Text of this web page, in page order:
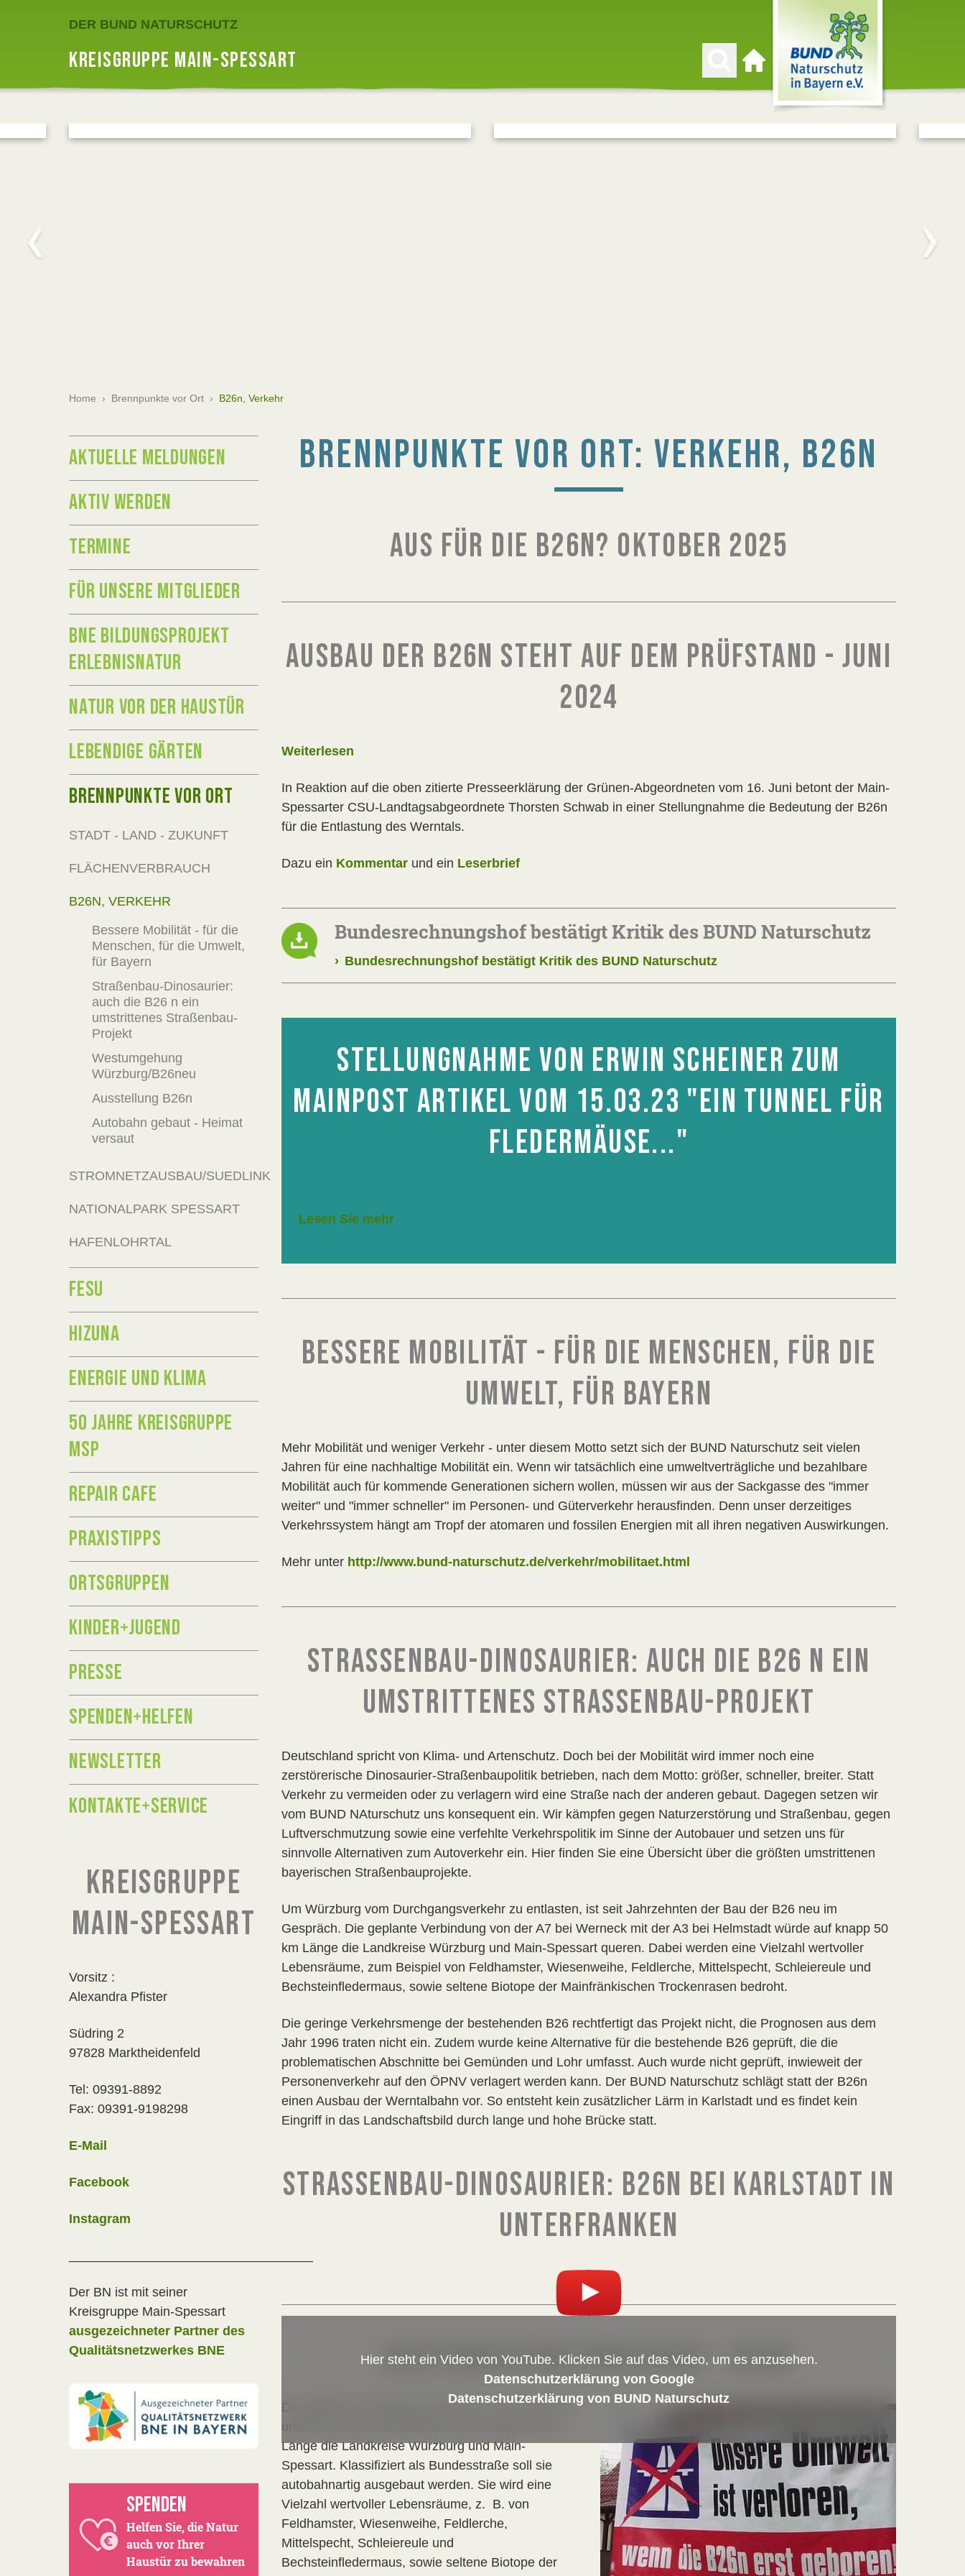
DER BUND NATURSCHUTZ
KREISGRUPPE MAIN-SPESSART
Zur Startseite
Home › Brennpunkte vor Ort › B26n, Verkehr
BRENNPUNKTE VOR ORT: VERKEHR, B26N
AUS FÜR DIE B26N? OKTOBER 2025
AUSBAU DER B26N STEHT AUF DEM PRÜFSTAND - JUNI
2024
Weiterlesen
In Reaktion auf die oben zitierte Presseerklärung der Grünen-Abgeordneten vom 16. Juni betont der Main-
Spessarter CSU-Landtagsabgeordnete Thorsten Schwab in einer Stellungnahme die Bedeutung der B26n
für die Entlastung des Werntals.
Dazu ein Kommentar und ein Leserbrief
Bundesrechnungshof bestätigt Kritik des BUND Naturschutz
› Bundesrechnungshof bestätigt Kritik des BUND Naturschutz
STELLUNGNAHME VON ERWIN SCHEINER ZUM
MAINPOST ARTIKEL VOM 15.03.23 "EIN TUNNEL FÜR
FLEDERMÄUSE..."
Lesen Sie mehr
BESSERE MOBILITÄT - FÜR DIE MENSCHEN, FÜR DIE
UMWELT, FÜR BAYERN
Mehr Mobilität und weniger Verkehr - unter diesem Motto setzt sich der BUND Naturschutz seit vielen
Jahren für eine nachhaltige Mobilität ein. Wenn wir tatsächlich eine umweltverträgliche und bezahlbare
Mobilität auch für kommende Generationen sichern wollen, müssen wir aus der Sackgasse des "immer
weiter" und "immer schneller" im Personen- und Güterverkehr herausfinden. Denn unser derzeitiges
Verkehrssystem hängt am Tropf der atomaren und fossilen Energien mit all ihren negativen Auswirkungen.
Mehr unter http://www.bund-naturschutz.de/verkehr/mobilitaet.html
STRASSENBAU-DINOSAURIER: AUCH DIE B26 N EIN U
MSTRITTENES STRASSENBAU-PROJEKT
Deutschland spricht von Klima- und Artenschutz. Doch bei der Mobilität wird immer noch eine
zerstörerische Dinosaurier-Straßenbaupolitik betrieben, nach dem Motto: größer, schneller, breiter. Statt
Verkehr zu vermeiden oder zu verlagern wird eine Straße nach der anderen gebaut. Dagegen setzen wir
vom BUND NAturschutz uns konsequent ein. Wir kämpfen gegen Naturzerstörung und Straßenbau, gegen
Luftverschmutzung sowie eine verfehlte Verkehrspolitik im Sinne der Autobauer und setzen uns für
sinnvolle Alternativen zum Autoverkehr ein. Hier finden Sie eine Übersicht über die größten umstrittenen
bayerischen Straßenbauprojekte.
Um Würzburg vom Durchgangsverkehr zu entlasten, ist seit Jahrzehnten der Bau der B26 neu im
Gespräch. Die geplante Verbindung von der A7 bei Werneck mit der A3 bei Helmstadt würde auf knapp 50
km Länge die Landkreise Würzburg und Main-Spessart queren. Dabei werden eine Vielzahl wertvoller
Lebensräume, zum Beispiel von Feldhamster, Wiesenweihe, Feldlerche, Mittelspecht, Schleiereule und
Bechsteinfledermaus, sowie seltene Biotope der Mainfränkischen Trockenrasen bedroht.
Die geringe Verkehrsmenge der bestehenden B26 rechtfertigt das Projekt nicht, die Prognosen aus dem
Jahr 1996 traten nicht ein. Zudem wurde keine Alternative für die bestehende B26 geprüft, die die
problematischen Abschnitte bei Gemünden und Lohr umfasst. Auch wurde nicht geprüft, inwieweit der
Personenverkehr auf den ÖPNV verlagert werden kann. Der BUND Naturschutz schlägt statt der B26n
einen Ausbau der Werntalbahn vor. So entsteht kein zusätzlicher Lärm in Karlstadt und es findet kein
Eingriff in das Landschaftsbild durch lange und hohe Brücke statt.
STRASSENBAU-DINOSAURIER: B26N BEI KARLSTADT IN U
NTERFRANKEN
Hier steht ein Video von YouTube. Klicken Sie auf das Video, um es anzusehen.
Datenschutzerklärung von Google
Datenschutzerklärung von BUND Naturschutz
WESTUMGEHUNG WÜRZBURG - B26N
Die geplante Verbindung B26n der A7 bei Werneck
und der A3 bei Helmstadt quert auf knapp 50 km
Länge die Landkreise Würzburg und Main-
Spessart. Klassifiziert als Bundesstraße soll sie
autobahnartig ausgebaut werden. Sie wird eine
Vielzahl wertvoller Lebensräume, z. B. von
Feldhamster, Wiesenweihe, Feldlerche,
Mittelspecht, Schleiereule und
Bechsteinfledermaus, sowie seltene Biotope der
AKTUELLE MELDUNGEN
AKTIV WERDEN
TERMINE
FÜR UNSERE MITGLIEDER
BNE BILDUNGSPROJEKT
ERLEBNISNATUR
NATUR VOR DER HAUSTÜR
LEBENDIGE GÄRTEN
BRENNPUNKTE VOR ORT
STADT - LAND - ZUKUNFT
FLÄCHENVERBRAUCH
B26N, VERKEHR
Bessere Mobilität - für die
Menschen, für die Umwelt,
für Bayern
Straßenbau-Dinosaurier:
auch die B26 n ein
umstrittenes Straßenbau-
Projekt
Westumgehung
Würzburg/B26neu
Ausstellung B26n
Autobahn gebaut - Heimat
versaut
STROMNETZAUSBAU/SUEDLINK
NATIONALPARK SPESSART
HAFENLOHRTAL
FESU
HIZUNA
ENERGIE UND KLIMA
50 JAHRE KREISGRUPPE
MSP
REPAIR CAFE
PRAXISTIPPS
ORTSGRUPPEN
KINDER+JUGEND
PRESSE
SPENDEN+HELFEN
NEWSLETTER
KONTAKTE+SERVICE
KREISGRUPPE
MAIN-SPESSART
Vorsitz :
Alexandra Pfister
Südring 2
97828 Marktheidenfeld
Tel: 09391-8892
Fax: 09391-9198298
E-Mail
Facebook
Instagram
Der BN ist mit seiner
Kreisgruppe Main-Spessart
ausgezeichneter Partner des
Qualitätsnetzwerkes BNE
SPENDEN
Helfen Sie, die Natur
auch vor Ihrer
Haustür zu bewahren